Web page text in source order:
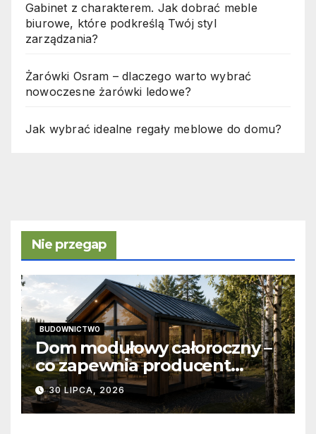
Gabinet z charakterem. Jak dobrać meble
biurowe, które podkreślą Twój styl
zarządzania?
Żarówki Osram – dlaczego warto wybrać
nowoczesne żarówki ledowe?
Jak wybrać idealne regały meblowe do domu?
Nie przegap
BUDOWNICTWO
Dom modułowy całoroczny –
co zapewnia producent
domów modułowych?
30 LIPCA, 2026